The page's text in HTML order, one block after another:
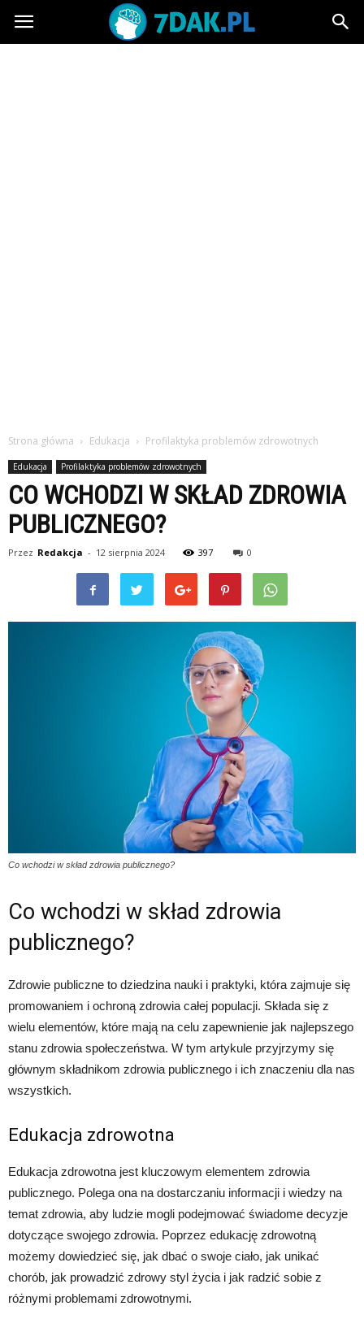
7dak.pl
Strona główna Edukacja Profilaktyka problemów zdrowotnych
Edukacja Profilaktyka problemów zdrowotnych
CO WCHODZI W SKŁAD ZDROWIA
PUBLICZNEGO?
Przez Redakcja - 12 sierpnia 2024 397 0
Co wchodzi w skład zdrowia publicznego?
Co wchodzi w skład zdrowia
publicznego?
Zdrowie publiczne to dziedzina nauki i praktyki, która zajmuje się
promowaniem i ochroną zdrowia całej populacji. Składa się z
wielu elementów, które mają na celu zapewnienie jak najlepszego
stanu zdrowia społeczeństwa. W tym artykule przyjrzymy się
głównym składnikom zdrowia publicznego i ich znaczeniu dla nas
wszystkich.
Edukacja zdrowotna
Edukacja zdrowotna jest kluczowym elementem zdrowia
publicznego. Polega ona na dostarczaniu informacji i wiedzy na
temat zdrowia, aby ludzie mogli podejmować świadome decyzje
dotyczące swojego zdrowia. Poprzez edukację zdrowotną
możemy dowiedzieć się, jak dbać o swoje ciało, jak unikać
chorób, jak prowadzić zdrowy styl życia i jak radzić sobie z
różnymi problemami zdrowotnymi.